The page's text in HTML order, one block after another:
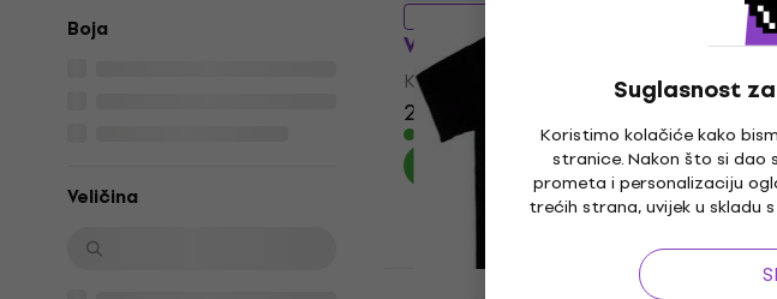
Suglasnost
Koristimo kolačiće kako
stranice. Nakon što si dao
prometa i personalizaciju
trećih strana, uvijek u skladu
Boja
Veličina
Willie Nelson Outlaw Oversized
Košulja
28,60 €
Na skladištu